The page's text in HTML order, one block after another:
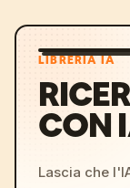
LIBRERIA IA
CON
Lascia che